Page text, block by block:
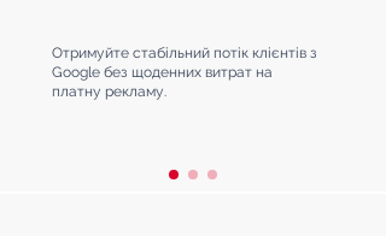
Отримуйте стабільний потік клієнтів з
Google без щоденних витрат на
платну рекламу.